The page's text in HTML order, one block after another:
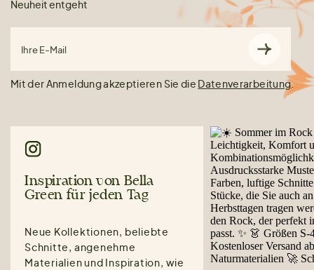
Neuheit entgeht
Ihre E-Mail
Mit der Anmeldung akzeptieren Sie die Datenverarbeitung.
Inspiration von Bella
Green für jeden Tag
Neue Kollektionen, beliebte
Schnitte, angenehme
Materialien und Inspiration, wie